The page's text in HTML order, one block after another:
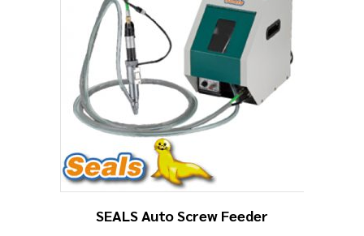
SEALS Auto Screw Feeder